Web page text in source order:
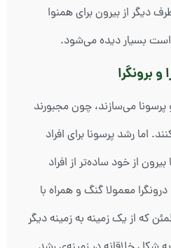
دیگر از بیرون برای همنوا
بسیار دیده می‌شود.
و برونگرا
پرسونا می‌سازند، چون مجبورند
اما رشد پرسونا برای افراد
بیرون از خود ساده‌تر از افراد
معمولا گنگ و همراه با
که از یک زمینه به زمینه دیگر